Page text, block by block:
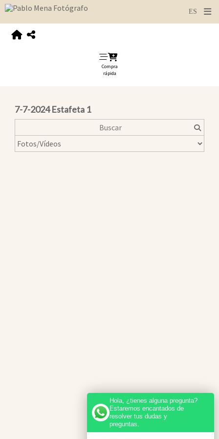
Compra
rápida
7-7-2024 Estafeta 1
Hola, ¿tienes alguna pregunta?
Estaremos encantados de
resolver tus dudas y
preguntas.